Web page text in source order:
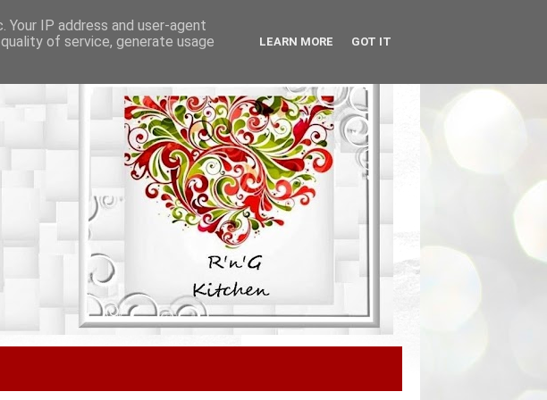
IP address and user-agent
of service, generate usage
LEARN MORE GOT IT